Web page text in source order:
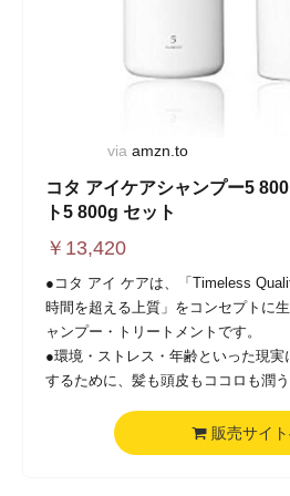
via amzn.to
コタ アイケアシャンプー5
ト5 800g セット
￥ 13,420
●コタ アイ ケアは、「Timeless
時間を超える上質」をコンセプトに
ャンプー・トリートメントです。
●環境・ストレス・年齢といった現実
するために、髪も頭皮もココロも潤
●時を超えて輝く、美という芽を育て
●一髪一髪に新たなチカラを注ぎ込む
販売サイ